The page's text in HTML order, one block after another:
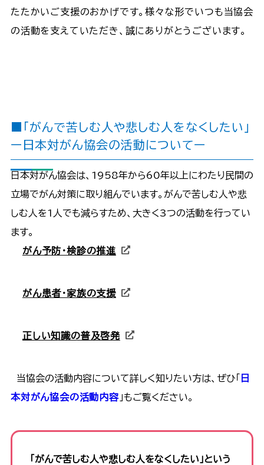
たたかいご支援のおかげです。様々な形でいつも当協会
の活動を支えていただき、誠にありがとうございます。
■「がんで苦しむ人や悲しむ人をなくしたい」
ー日本対がん協会の活動についてー
日本対がん協会は、1958年から60年以上にわたり民間の
立場でがん対策に取り組んでいます。がんで苦しむ人や悲
しむ人を1人でも減らすため、大きく3つの活動を行ってい
ます。
がん予防・検診の推進
がん患者・家族の支援
正しい知識の普及啓発
当協会の活動内容について詳しく知りたい方は、ぜひ「 日
本対がん協会の活動内容」もご覧ください。
「がんで苦しむ人や悲しむ人をなくしたい」という